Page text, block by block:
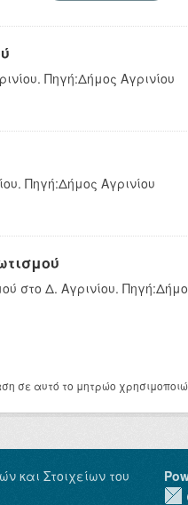
Πηγή:Δήμος Αγρινίου
Πηγή:Δήμος Αγρινίου
στο Δ. Αγρινίου.
σε αυτό το μητρώο
και Στοιχείων του